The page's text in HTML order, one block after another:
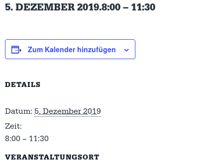
5. DEZEMBER 2019.8:00– 11:30
Zum Kalender hinzufügen
DETAILS
Datum: 5. Dezember 2019
Zeit:
8:00 – 11:30
VERANSTALTUNGSORT